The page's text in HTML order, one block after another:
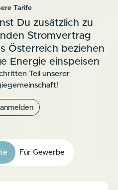
Tarife
Du zusätzlich zu
Stromvertrag
Österreich beziehen
Energie einspeisen
Teil unserer
Für Gewerbe